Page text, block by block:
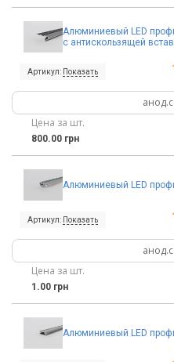
Алюминиевый LED
с антискользящей
Артикул: Показать
Цена за шт.
800.00 грн
Алюминиевый LED
Артикул: Показать
Цена за шт.
1.00 грн
Алюминиевый LED